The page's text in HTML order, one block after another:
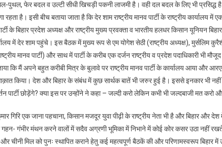
पुथल, फेर बदल व उल्टी सीधी खिचड़ी पकनी लाजमी है। वही दल बदल के लिए भी प्रसिद्ध
है। इसी बीच बताया जाता है कि देर शाम राष्ट्रीय मानव पार्टी के राष्ट्रीय कार्यालय
के बिहार प्रदेश अध्यक्ष और राष्ट्रीय मुख्य प्रवक्ता व भारतीय हलधर किसान यूनियन
में देर शाम पहुंचे। इस बैठक में मुख्य रूप से एम योगेश सेठी (राष्ट्रीय अध्यक्ष), मुर्सलिम
मानव पार्टी) और साथ में पार्टी के करीब एक दर्जन राष्ट्रीय व प्रदेश पदाधिकारी भी
कि मैं अपने बहुत करीबी मित्र के बुलावे पर राष्ट्रीय मानव पार्टी के कार्यालय आया और
किया। देश और बिहार के संबंध में कुछ सार्थक बातें भी जरुर हुई है। इससे इनकार भी
पार्टी छोड़ेंगे? क्या इस पर उन्होंने ने कहा – जल्दी करो लेकिन कभी भी जल्दबाजी मत
गिरि एक जाना पहचाना, किसान मजदूर युवा पीढ़ी के राष्ट्रीय नेता भी है और बिहार और
गहन- गंभीर मंथन करने वालों में सदैव अग्रणी भूमिका में निभाने में कोई कोर कसर उठा नहीं
चीनी मिल को पुनः स्थापित कराने हेतु कई महत्वपूर्ण बैठकें की और परिणामस्वरूप बिहार